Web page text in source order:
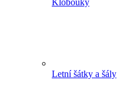
Klobouky
Letní šátky a šály